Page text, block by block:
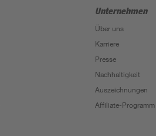
Unternehmen
Über uns
Karriere
Presse
Nachhaltigkeit
Auszeichnungen
Affiliate-Programm